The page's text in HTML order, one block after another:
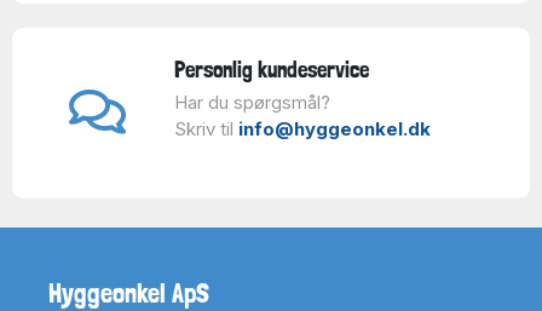
Personlig kundeservice
Har du spørgsmål?
Skriv til info@hyggeonkel.dk
Hyggeonkel ApS